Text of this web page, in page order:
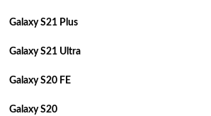
Galaxy S21 Plus
Galaxy S21 Ultra
Galaxy S20 FE
Galaxy S20